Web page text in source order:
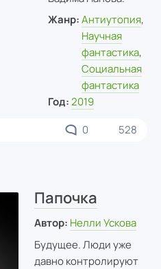
Жанр: Антиутопия,
Научная
фантастика,
Социальная
фантастика
Год: 2019
0 528
Папочка
Автор: Нелли Ускова
Будущее. Люди уже
давно контролируют